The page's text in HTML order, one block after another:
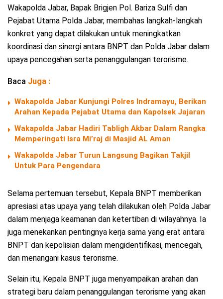
Wakapolda Jabar, Bapak Brigjen Pol. Bariza Sulfi dan
Pejabat Utama Polda Jabar, membahas langkah-langkah
konkret yang dapat dilakukan untuk meningkatkan
koordinasi dan sinergi antara BNPT dan Polda Jabar dalam
upaya pencegahan serta penanggulangan terorisme.
Baca Juga :
Wakapolda Jabar Kunjungi Polres Indramayu, Berikan
Arahan Kepada Pejabat Utama dan Kapolsek Jajaran
Wakapolda Jabar Hadiri Tabligh Akbar Dalam Rangka
Memperingati Isra Mi’raj di Masjid AL Aman
Wakapolda Jabar Turun Langsung Bagikan Takjil
Untuk Para Pengendara
Selama pertemuan tersebut, Kepala BNPT memberikan
apresiasi atas upaya yang telah dilakukan oleh Polda Jabar
dalam menjaga keamanan dan ketertiban di wilayahnya. Ia
juga menekankan pentingnya kerja sama yang erat antara
BNPT dan kepolisian dalam mengidentifikasi, mencegah,
dan menangani kasus terorisme.
Selain itu, Kepala BNPT juga menyampaikan arahan dan
strategi baru dalam penanggulangan terorisme yang akan